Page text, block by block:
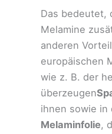
Das bedeutet,
Melamine
anderen
europäischen
wie z. B. der
überzeugen
ihnen sowie in
Melaminfolie,